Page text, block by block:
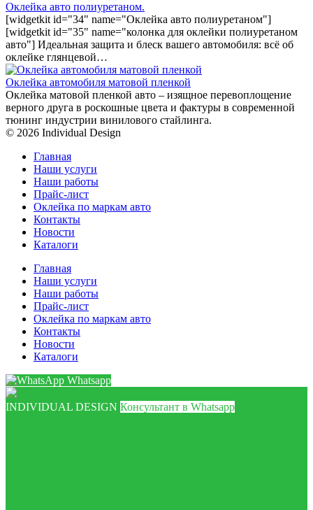
Оклейка авто полиуретаном.
[widgetkit id="34" name="Оклейка авто полиуретаном"]
[widgetkit id="35" name="колонка для оклейки полиуретаном
авто"] Идеальная защита и блеск вашего автомобиля: всё об
оклейке глянцевой…
Оклейка автомобиля матовой пленкой
Оклейка матовой пленкой авто – изящное перевоплощение
верного друга в роскошные цвета и фактуры в современной
тюнинг индустрии винилового стайлинга.
© 2026 Individual Design
Главная
Наши услуги
Наши работы
Прайс-лист
Оклейка по маркам авто
Контакты
Новости
Каталоги
Главная
Наши услуги
Наши работы
Прайс-лист
Оклейка по маркам авто
Контакты
Новости
Каталоги
Whatsapp
INDIVIDUAL DESIGN Консультант в Whatsapp